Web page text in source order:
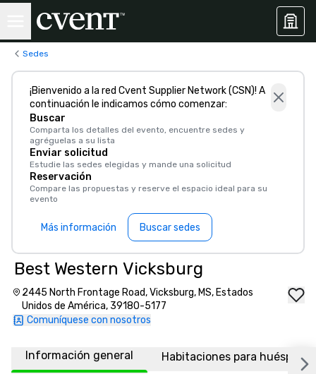
Sedes
¡Bienvenido a la red Cvent Supplier Network (CSN)! A
continuación le indicamos cómo comenzar:
Buscar
Comparta los detalles del evento, encuentre sedes y
agréguelas a su lista
Enviar solicitud
Estudie las sedes elegidas y mande una solicitud
Reservación
Compare las propuestas y reserve el espacio ideal para su
evento
Más información Buscar sedes
Best Western Vicksburg
2445 North Frontage Road, Vicksburg, MS, Estados
Unidos de América, 39180-5177
Comuníquese con nosotros
Información general Habitaciones para